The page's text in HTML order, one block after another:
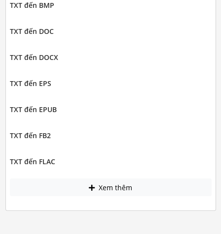
TXT đến BMP
TXT đến DOC
TXT đến DOCX
TXT đến EPS
TXT đến EPUB
TXT đến FB2
TXT đến FLAC
Xem thêm